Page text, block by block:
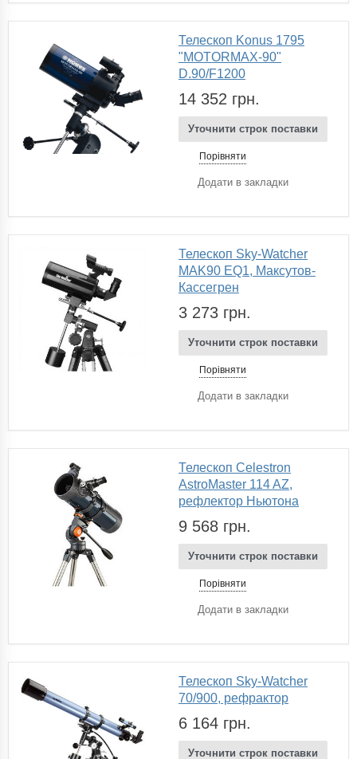
Телескоп Konus 1795
"MOTORMAX-90"
D.90/F1200
14 352 грн.
Уточнити строк поставки
Порівняти
Додати в закладки
Телескоп Sky-Watcher
MAK90 EQ1, Максутов-
Кассегрен
3 273 грн.
Уточнити строк поставки
Порівняти
Додати в закладки
Телескоп Celestron
AstroMaster 114 AZ,
рефлектор Ньютона
9 568 грн.
Уточнити строк поставки
Порівняти
Додати в закладки
Телескоп Sky-Watcher
70/900, рефрактор
6 164 грн.
Уточнити строк поставки